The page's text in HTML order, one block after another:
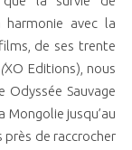
harmonie avec la
de ses trente
XO Editions), nous
Sauvage
Mongolie jusqu’au
près de raccrocher